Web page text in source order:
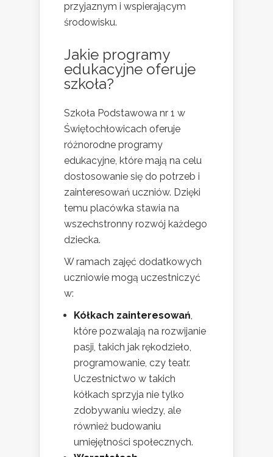
przyjaznym i wspierającym
środowisku.
Jakie programy
edukacyjne oferuje
szkoła?
Szkoła Podstawowa nr 1 w
Świętochłowicach oferuje
różnorodne programy
edukacyjne, które mają na celu
dostosowanie się do potrzeb i
zainteresowań uczniów. Dzięki
temu placówka stawia na
wszechstronny rozwój każdego
dziecka.
W ramach zajęć dodatkowych
uczniowie mogą uczestniczyć
w:
Kółkach zainteresowań,
które pozwalają na rozwijanie
pasji, takich jak rękodzieło,
programowanie, czy teatr.
Uczestnictwo w takich
kółkach sprzyja nie tylko
zdobywaniu wiedzy, ale
również budowaniu
umiejętności społecznych.